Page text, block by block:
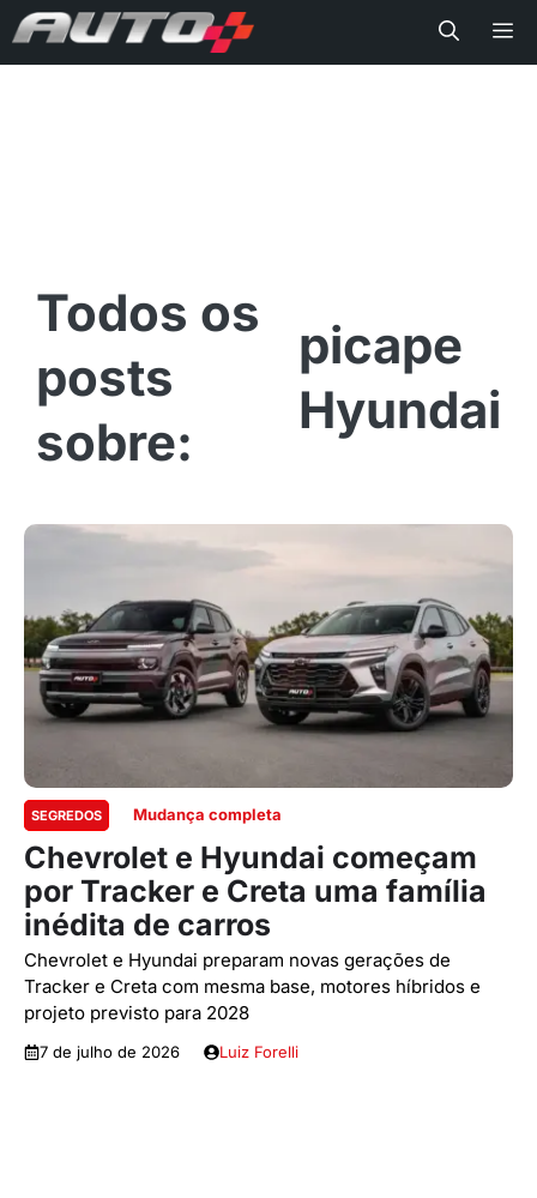
picape
Hyundai
SEGREDOS Mudança completa
Chevrolet e Hyundai começam
por Tracker e Creta uma família
inédita de carros
Chevrolet e Hyundai preparam novas gerações de
Tracker e Creta com mesma base, motores híbridos e
projeto previsto para 2028
7 de julho de 2026 Luiz Forelli